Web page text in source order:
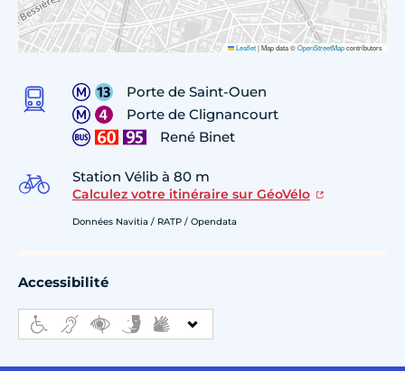
Leaflet|Map data ©OpenStreetMapcontributors
Porte de Saint-Ouen
Porte de Clignancourt
René Binet
Station Vélib à 80 m
Calculez votre itinéraire sur GéoVélo
Données Navitia / RATP / Opendata
Accessibilité